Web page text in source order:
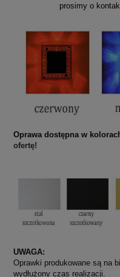
prosimy o
Oprawa dostępna w
ofertę!
UWAGA:
Oprawki produkowane są na
wydłużony czas realizacji.